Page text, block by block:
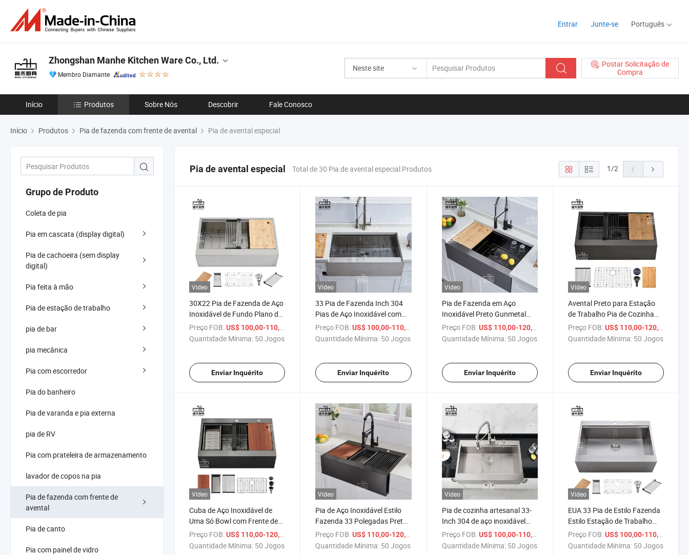
Entrar Junte-se Português
Neste site
Postar Solicitação de
Compra
Zhongshan Manhe Kitchen Ware Co., Ltd.
Membro Diamante
Início Produtos Sobre Nós Descobrir Fale Conosco
Início Produtos Pia de fazenda com frente de avental Pia de avental especial
Grupo de Produto
Coleta de pia
Pia em cascata (display digital)
Pia de cachoeira (sem display
digital)
Pia feita à mão
Pia de estação de trabalho
pia de bar
pia mecânica
Pia com escorredor
Pia do banheiro
Pia de varanda e pia externa
pia de RV
Pia com prateleira de armazenamento
lavador de copos na pia
Pia de fazenda com frente de
avental
Pia de canto
Pia com painel de vidro
Pia de avental especial Total de 30 Pia de avental especial Produtos 1/2
Vídeo
30X22 Pia de Fazenda de Aço
Inoxidável de Fundo Plano de
1,5 mm 16 Pia de Fazenda
Artesanal de Aço Inoxidável
Preço FOB:US$ 100,00-110,00
/ Conjunto
Quantidade Mínima: 50 Jogos
Enviar Inquérito
Vídeo
33 Pia de Fazenda Inch 304
Pias de Aço Inoxidável com
Frente de Avental, Pia de
Cozinha de Uma Só Cuba com
Preço FOB: US$ 100,00-110,00
/ Conjunto
Quantidade Mínima: 50 Jogos
Enviar Inquérito
Vídeo
Pia de Fazenda em Aço
Inoxidável Preto Gunmetal
com Uma Cuba, Frente de Aço
Plano para Cozinha, com
Preço FOB: US$ 110,00-120,00
/ Conjunto
Quantidade Mínima: 50 Jogos
Enviar Inquérito
Vídeo
Avental Preto para Estação
de Trabalho Pia de Cozinha
em Aço Inoxidável com
Pedestal, Pia de Uma Cuba
Preço FOB: US$ 110,00-120,00
Quantidade Mínima: 50 Jogos
Enviar Inquérito
Vídeo
Cuba de Aço Inoxidável de
Uma Só Bowl com Frente de
Aprovamento para Cozinha
de Estilo Fazenda com
Preço FOB:US$ 110,00-120,00
/ Conjunto
Quantidade Mínima: 50 Jogos
Vídeo
Pia de Aço Inoxidável Estilo
Fazenda 33 Polegadas Preto
Gunmetal Montagem Superior
Frente de Aço Plano Pia de
Preço FOB: US$ 110,00-120,00
/ Conjunto
Quantidade Mínima: 50 Jogos
Vídeo
Pia de cozinha artesanal 33-
Inch 304 de aço inoxidável
com uma cuba e frente de
avental estilo fazenda
Preço FOB: US$ 100,00-110,00
/ Conjunto
Quantidade Mínima: 50 Jogos
Vídeo
EUA 33 Pia de Estilo Fazenda
Estilo Estação de Trabalho
Frente de Avental Única Bowl
304 Aço Inoxidável Pia de
Preço FOB: US$ 100,00-110,00
Quantidade Mínima: 50 Jogos